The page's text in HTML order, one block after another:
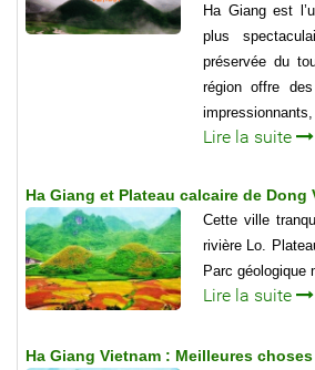
Ha Giang est
plus
préservée du
région offre
impressionnants,
Lire la suite
Ha Giang et Plateau calcaire de Dong
Cette ville
rivière Lo.
Parc géologique
Lire la suite
Ha Giang Vietnam : Meilleures